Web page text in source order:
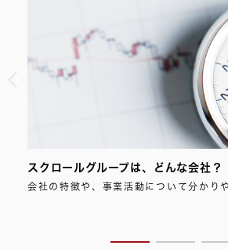
スクロールグループは、どんな会社？
会社の特徴や、事業活動について分かり